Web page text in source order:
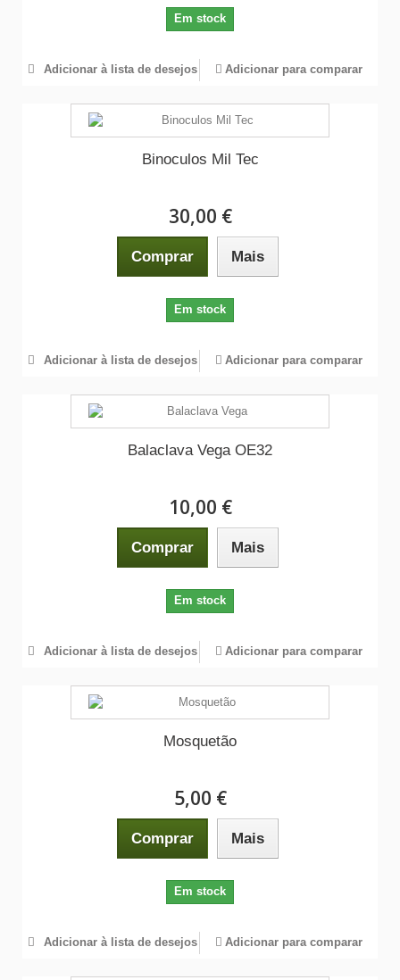
Em stock
Adicionar à lista de desejos Adicionar para comparar
Binoculos Mil Tec
30,00 €
Comprar Mais
Em stock
Adicionar à lista de desejos Adicionar para comparar
Balaclava Vega OE32
10,00 €
Comprar Mais
Em stock
Adicionar à lista de desejos Adicionar para comparar
Mosquetão
5,00 €
Comprar Mais
Em stock
Adicionar à lista de desejos Adicionar para comparar